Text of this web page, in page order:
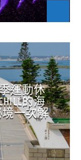
運動休
的海
一次解